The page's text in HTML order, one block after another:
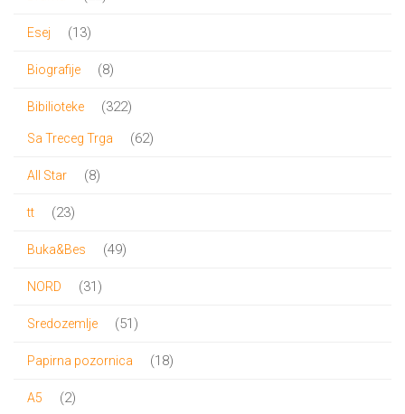
Esej 1313
Biografije 88
Bibilioteke 322322
proizvoda
Sa Treceg Trga 6262
All Star 88
tt 2323
Buka&Bes 4949
NORD 31 31
Sredozemlje 51 51
Papirna pozornica 1818
A5 22